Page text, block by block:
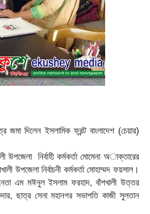
দিলেন ইসলামিক ফ্রন্ট বাংলাদেশ (চেয়ার)
উপজেলা নির্বাহী কর্মকর্তা মোমেনা অাক্তারের
উপজেলা নির্বাচনী কর্মকর্তা মোহাম্মদ ফয়সাল।
নেতা এম মঈনুল ইসলাম ফরহাদ, বাঁশখালী উত্তর
ছাত্র সেনা মহানগর সভাপতি কাজী সুলতান